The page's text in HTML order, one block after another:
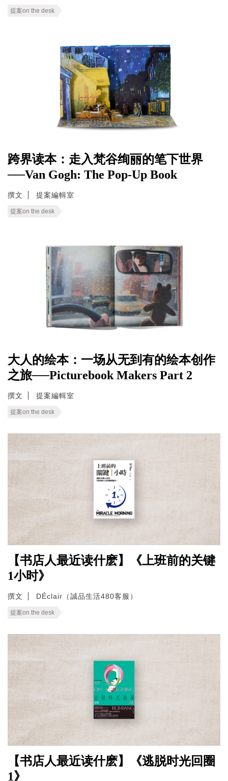
提案on the desk
跨界读本：走入梵谷绚丽的笔下世界
──Van Gogh: The Pop-Up Book
撰文 提案編輯室
提案on the desk
大人的绘本：一场从无到有的绘本创作
之旅──Picturebook Makers Part 2
撰文 提案編輯室
提案on the desk
【书店人最近读什麽】《上班前的关键
1小时》
撰文 DÉclair（誠品生活480客服）
提案on the desk
【书店人最近读什麽】《逃脱时光回圈
1》